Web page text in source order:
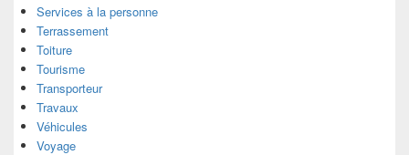
Services à la personne
Terrassement
Toiture
Tourisme
Transporteur
Travaux
Véhicules
Voyage